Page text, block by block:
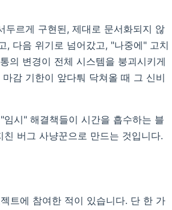
두르게 구현된, 제대로 문서화되지 않
, 다음 위기로 넘어갔고, "나중에" 고치
의 변경이 전체 시스템을 붕괴시키게
감 기한이 앞다퉈 닥쳐올 때 그 신비
시" 해결책들이 시간을 흡수하는 블
버그 사냥꾼으로 만드는 것입니다.
트에 참여한 적이 있습니다. 단 한 가